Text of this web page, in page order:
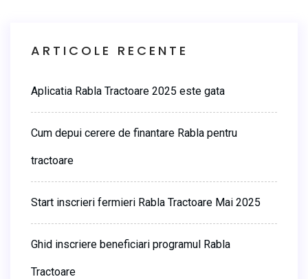
ARTICOLE RECENTE
Aplicatia Rabla Tractoare 2025 este gata
Cum depui cerere de finantare Rabla pentru
tractoare
Start inscrieri fermieri Rabla Tractoare Mai 2025
Ghid inscriere beneficiari programul Rabla
Tractoare